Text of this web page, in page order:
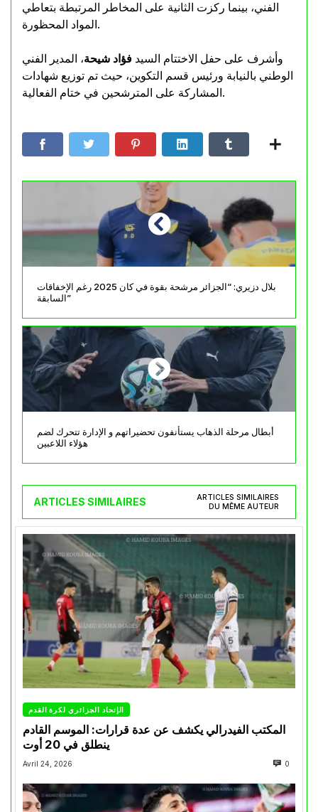
الفني، بينما ركزت الثانية على المخاطر المرتبطة بتعاطي
المواد المحظورة.
وأشرف على حفل الاختتام السيد فؤاد شيحة، المدير الفني
الوطني بالنيابة ورئيس قسم التكوين، حيث تم توزيع شهادات
المشاركة على المترشحين في ختام الفعالية.
بلال دزيري: “الجزائر مرشحة بقوة في كان 2025 رغم الإخفاقات
السابقة”
أبطال مرحلة الذهاب يستأنفون تحضيراتهم و الإدارة تتحرك لضم
هؤلاء اللاعبين
ARTICLES SIMILAIRES
ARTICLES SIMILAIRES
DU MÊME AUTEUR
الإتحاد الجزائري لكرة القدم
المكتب الفيدرالي يكشف عن عدة قرارات: الموسم القادم
ينطلق في 20 أوت
Avril 24, 2026 0